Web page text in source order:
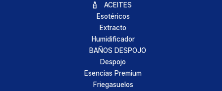
ACEITES
Esotéricos
Extracto
Humidificador
BAÑOS DESPOJO
Despojo
Esencias Premium
Friegasuelos